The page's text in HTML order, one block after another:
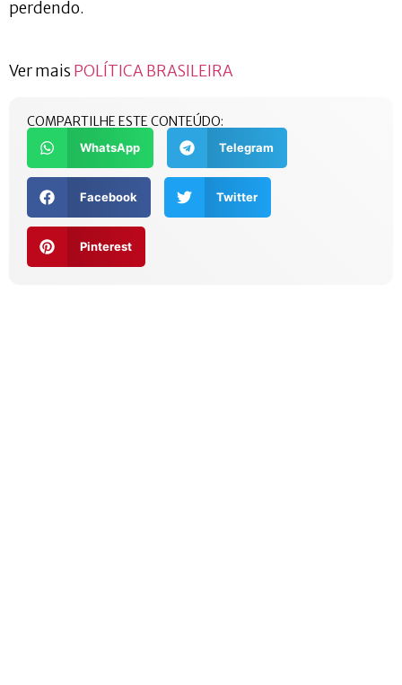
perdendo.
Ver mais POLÍTICA BRASILEIRA
COMPARTILHE ESTE CONTEÚDO:
WhatsApp Telegram
Facebook Twitter
Pinterest